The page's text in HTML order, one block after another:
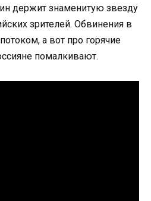
держит знаменитую звезду
зрителей. Обвинения в
а вот про горячие
помалкивают.